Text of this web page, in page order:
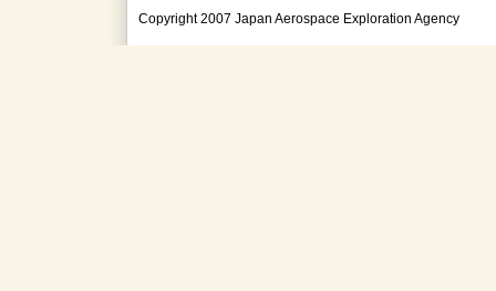
Copyright 2007 Japan Aerospace Exploration Agency